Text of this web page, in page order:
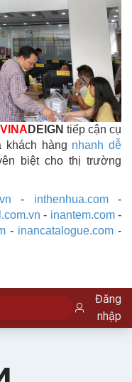
VINA DEIGN tiếp cận cụ
khách hàng nhanh dễ
biệt cho thị trường
- inthenhua.com-
- inantem.com-
- inancatalogue.com -